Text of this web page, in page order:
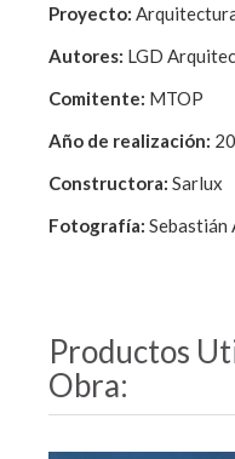
Proyecto:
Autores: LGD
Comitente: MTOP
Año de realización:
Constructora: Sarlux
Fotografía: Sebastián
Productos
Obra: